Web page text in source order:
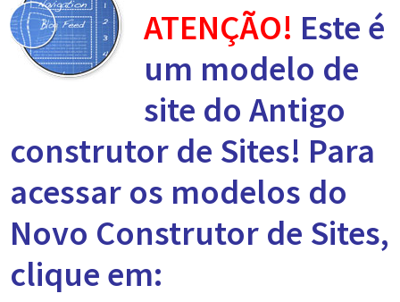
ATENÇÃO! Este é
um modelo de
site do Antigo
construtor de Sites! Para
acessar os modelos do
Novo Construtor de Sites,
clique em: